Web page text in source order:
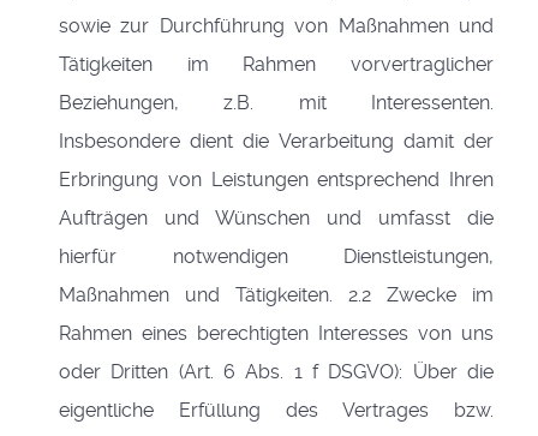
sowie zur Durchführung von Maßnahmen und
Tätigkeiten im Rahmen vorvertraglicher
Beziehungen, z.B. mit Interessenten.
Insbesondere dient die Verarbeitung damit der
Erbringung von Leistungen entsprechend Ihren
Aufträgen und Wünschen und umfasst die
hierfür notwendigen Dienstleistungen,
Maßnahmen und Tätigkeiten. 2.2 Zwecke im
Rahmen eines berechtigten Interesses von uns
oder Dritten (Art. 6 Abs. 1 f DSGVO): Über die
eigentliche Erfüllung des Vertrages bzw.